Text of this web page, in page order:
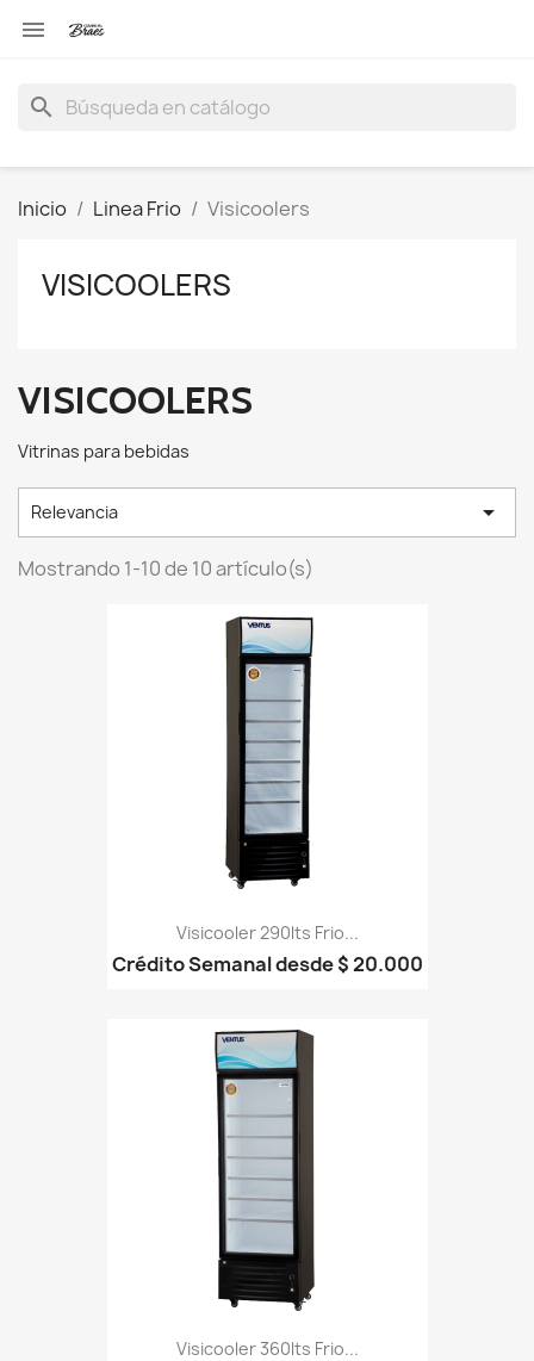

search
Inicio Linea Frio Visicoolers
VISICOOLERS
VISICOOLERS
Vitrinas para bebidas
Relevancia 
Mostrando 1-10 de 10 artículo(s)
Visicooler 290lts Frio...
Crédito Semanal desde $ 20.000
Visicooler 360lts Frio...